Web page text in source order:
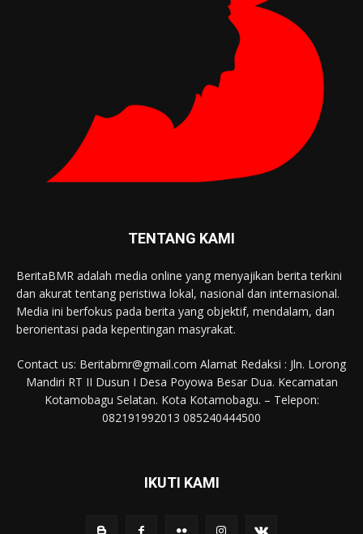
TENTANG KAMI
BeritaBMR adalah media online yang menyajikan berita terkini
dan akurat tentang peristiwa lokal, nasional dan internasional.
Media ini berfokus pada berita yang objektif, mendalam, dan
berorientasi pada kepentingan masyrakat.
Contact us: Beritabmr@gmail.com Alamat Redaksi : Jln. Lorong
Mandiri RT II Dusun I Desa Poyowa Besar Dua. Kecamatan
Kotamobagu Selatan. Kota Kotamobagu. – Telepon:
082191992013 085240444500
IKUTI KAMI